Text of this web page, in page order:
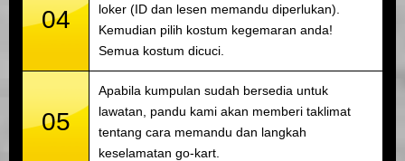
04
loker (ID dan lesen memandu diperlukan).
Kemudian pilih kostum kegemaran anda!
Semua kostum dicuci.
05
Apabila kumpulan sudah bersedia untuk
lawatan, pandu kami akan memberi taklimat
tentang cara memandu dan langkah
keselamatan go-kart.